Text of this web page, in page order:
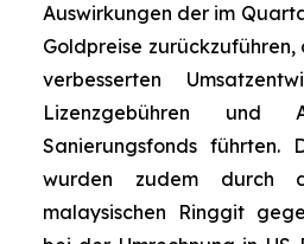
Auswirkungen der im
Goldpreise
verbesserten
Lizenzgebühren
Sanierungsfonds führten.
wurden zudem durch
malaysischen Ringgit